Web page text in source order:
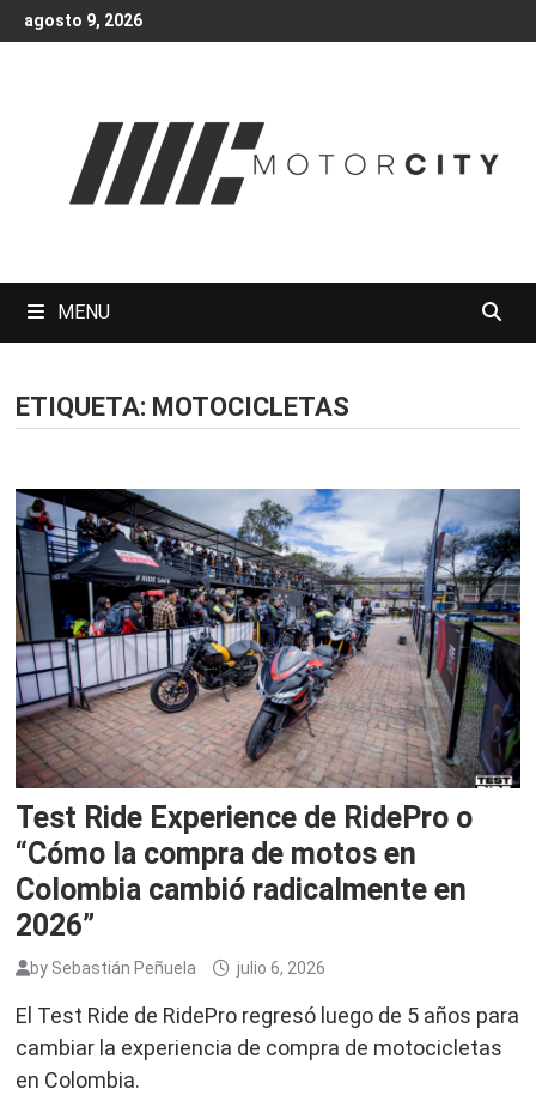
Skip
to
agosto 9, 2026
MENU
ETIQUETA: MOTOCICLETAS
Test Ride Experience de RidePro o
“Cómo la compra de motos en
Colombia cambió radicalmente en
2026”
by Sebastián Peñuela julio 6, 2026
El Test Ride de RidePro regresó luego de 5 años para
cambiar la experiencia de compra de motocicletas
en Colombia.